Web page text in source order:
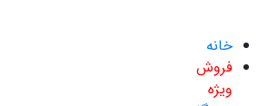
خانه
فروش
ویژه